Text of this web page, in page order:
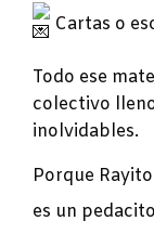
Cartas o
Todo ese
colectivo
inolvidables.
Porque
es un